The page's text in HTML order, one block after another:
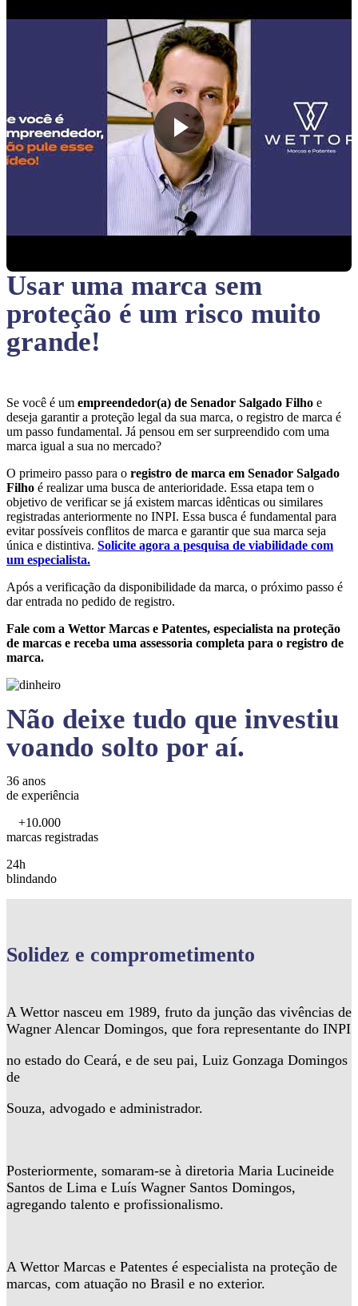
Usar uma marca sem
proteção é um risco muito
grande!
Se você é um empreendedor(a) de Senador Salgado Filho e
deseja garantir a proteção legal da sua marca, o registro de marca é
um passo fundamental. Já pensou em ser surpreendido com uma
marca igual a sua no mercado?
O primeiro passo para o registro de marca em Senador Salgado
Filho é realizar uma busca de anterioridade. Essa etapa tem o
objetivo de verificar se já existem marcas idênticas ou similares
registradas anteriormente no INPI. Essa busca é fundamental para
evitar possíveis conflitos de marca e garantir que sua marca seja
única e distintiva. Solicite agora a pesquisa de viabilidade com
um especialista.
Após a verificação da disponibilidade da marca, o próximo passo é
dar entrada no pedido de registro.
Fale com a Wettor Marcas e Patentes, especialista na proteção
de marcas e receba uma assessoria completa para o registro de
marca.
Não deixe tudo que investiu
voando solto por aí.
36 anos
de experiência
+10.000
marcas registradas
24h
blindando
Solidez e comprometimento
A Wettor nasceu em 1989, fruto da junção das vivências de
Wagner Alencar Domingos, que fora representante do INPI
no estado do Ceará, e de seu pai, Luiz Gonzaga Domingos
de
Souza, advogado e administrador.
Posteriormente, somaram-se à diretoria Maria Lucineide
Santos de Lima e Luís Wagner Santos Domingos,
agregando talento e profissionalismo.
A Wettor Marcas e Patentes é especialista na proteção de
marcas, com atuação no Brasil e no exterior.